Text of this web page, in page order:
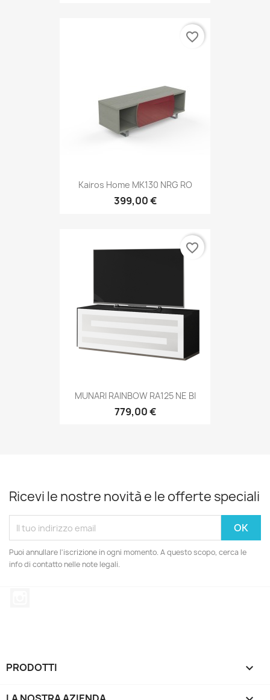
Kairos Home MK130 NRG RO
399,00 €
favorite_border
MUNARI RAINBOW RA125 NE BI
779,00 €
favorite_border
Ricevi le nostre novità e le offerte speciali
Puoi annullare l'iscrizione in ogni momento. A questo scopo, cerca le
info di contatto nelle note legali.
PRODOTTI 